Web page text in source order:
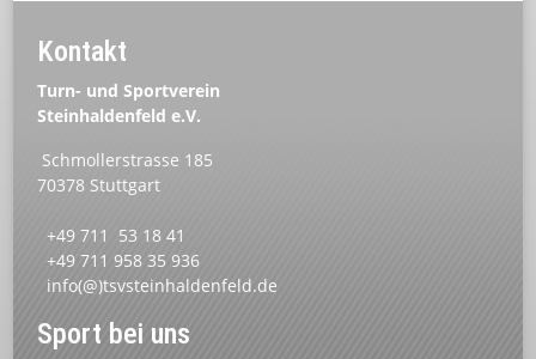
Kontakt
Turn- und Sportverein
Steinhaldenfeld e.V.
Schmollerstrasse 185
70378 Stuttgart
+49 711 53 18 41
+49 711 958 35 936
info(@)tsvsteinhaldenfeld.de
Sport bei uns